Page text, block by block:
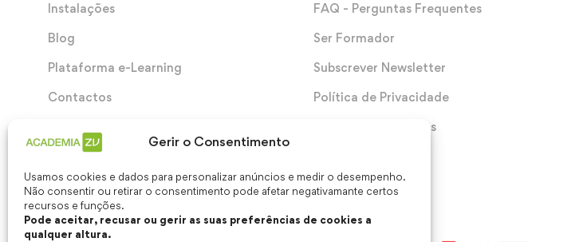
Gerir o Consentimento
Usamos cookies e dados para personalizar anúncios e medir o desempenho.
Não consentir ou retirar o consentimento pode afetar negativamante certos
recursos e funções.
Pode aceitar, recusar ou gerir as suas preferências de cookies a
qualquer altura.
Instalações
Blog
Plataforma e-Learning
Contactos
FAQ - Perguntas Frequentes
Ser Formador
Subscrever Newsletter
Política de Privacidade
Termos e Condições